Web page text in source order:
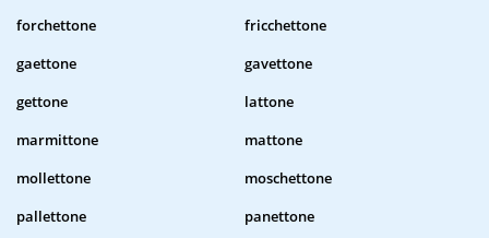
forchettone
fricchettone
gaettone
gavettone
gettone
lattone
marmittone
mattone
mollettone
moschettone
pallettone
panettone